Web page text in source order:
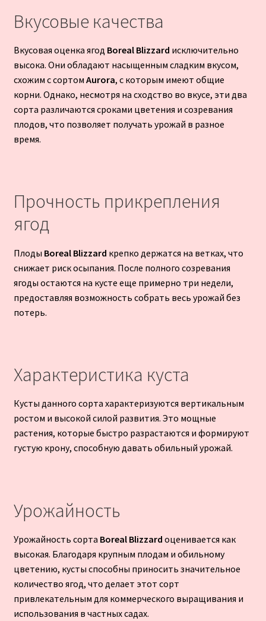
Вкусовые качества
Вкусовая оценка ягод Boreal Blizzard исключительно
высока. Они обладают насыщенным сладким вкусом,
схожим с сортом Aurora, с которым имеют общие
корни. Однако, несмотря на сходство во вкусе, эти два
сорта различаются сроками цветения и созревания
плодов, что позволяет получать урожай в разное
время.
Прочность прикрепления
ягод
Плоды Boreal Blizzard крепко держатся на ветках, что
снижает риск осыпания. После полного созревания
ягоды остаются на кусте еще примерно три недели,
предоставляя возможность собрать весь урожай без
потерь.
Характеристика куста
Кусты данного сорта характеризуются вертикальным
ростом и высокой силой развития. Это мощные
растения, которые быстро разрастаются и формируют
густую крону, способную давать обильный урожай.
Урожайность
Урожайность сорта Boreal Blizzard оценивается как
высокая. Благодаря крупным плодам и обильному
цветению, кусты способны приносить значительное
количество ягод, что делает этот сорт
привлекательным для коммерческого выращивания и
использования в частных садах.